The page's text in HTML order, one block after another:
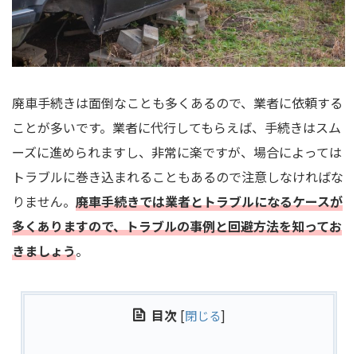
廃車手続きは面倒なことも多くあるので、業者に依頼する
ことが多いです。業者に代行してもらえば、手続きはスム
ーズに進められますし、非常に楽ですが、場合によっては
トラブルに巻き込まれることもあるので注意しなければな
りません。 廃車手続きでは業者とトラブルになるケースが
多くありますので、トラブルの事例と回避方法を知ってお
きましょう。
目次 [閉じる]